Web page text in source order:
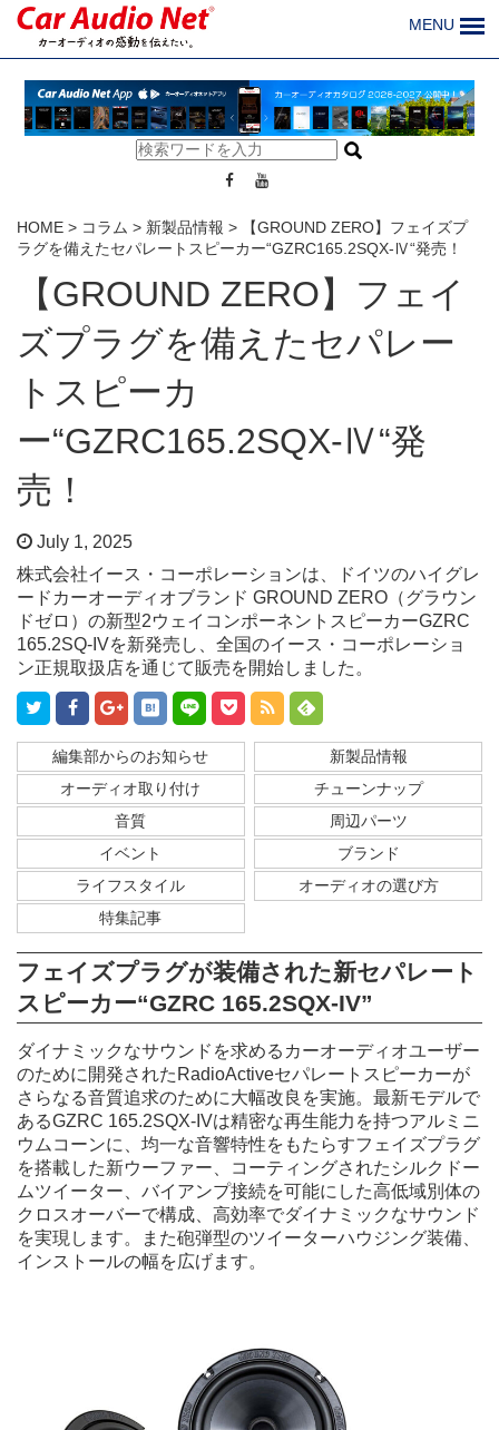
MENU
HOME > コラム > 新製品情報 >
【GROUND ZERO】フェイズプ
ラグを備えたセパレートスピーカー“GZRC165.2SQX-Ⅳ“発売！
【GROUND ZERO】フェイ
ズプラグを備えたセパレー
トスピーカ
ー“GZRC165.2SQX-Ⅳ“発
売！
July 1, 2025
株式会社イース・コーポレーションは、ドイツのハイグレ
ードカーオーディオブランド GROUND ZERO（グラウン
ドゼロ）の新型2ウェイコンポーネントスピーカーGZRC
165.2SQ-IVを新発売し、全国のイース・コーポレーショ
ン正規取扱店を通じて販売を開始しました。
編集部からのお知らせ
新製品情報
オーディオ取り付け
チューンナップ
音質
周辺パーツ
イベント
ブランド
ライフスタイル
オーディオの選び方
特集記事
フェイズプラグが装備された新セパレート
スピーカー“GZRC 165.2SQX-IV”
ダイナミックなサウンドを求めるカーオーディオユーザー
のために開発されたRadioActiveセパレートスピーカーが
さらなる音質追求のために大幅改良を実施。最新モデルで
あるGZRC 165.2SQX-IVは精密な再生能力を持つアルミニ
ウムコーンに、均一な音響特性をもたらすフェイズプラグ
を搭載した新ウーファー、コーティングされたシルクドー
ムツイーター、バイアンプ接続を可能にした高低域別体の
クロスオーバーで構成、高効率でダイナミックなサウンド
を実現します。また砲弾型のツイーターハウジング装備、
インストールの幅を広げます。